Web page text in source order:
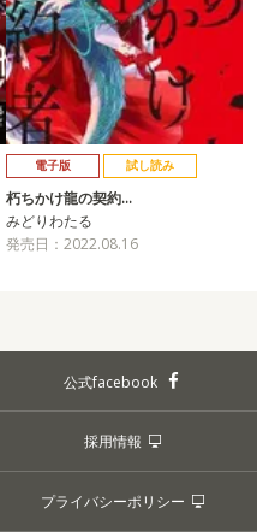
電子版 試し読み
朽ちかけ龍の契約…
みどりわたる
発売日：2022.08.16
公式facebook
採用情報
プライバシーポリシー